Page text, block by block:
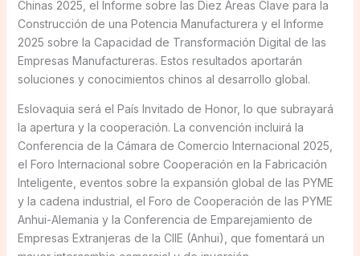
Chinas 2025, el Informe sobre las Diez Áreas Clave para la
Construcción de una Potencia Manufacturera y el Informe
2025 sobre la Capacidad de Transformación Digital de las
Empresas Manufactureras. Estos resultados aportarán
soluciones y conocimientos chinos al desarrollo global.
Eslovaquia será el País Invitado de Honor, lo que subrayará
la apertura y la cooperación. La convención incluirá la
Conferencia de la Cámara de Comercio Internacional 2025,
el Foro Internacional sobre Cooperación en la Fabricación
Inteligente, eventos sobre la expansión global de las PYME
y la cadena industrial, el Foro de Cooperación de las PYME
Anhui-Alemania y la Conferencia de Emparejamiento de
Empresas Extranjeras de la CIIE (Anhui), que fomentará un